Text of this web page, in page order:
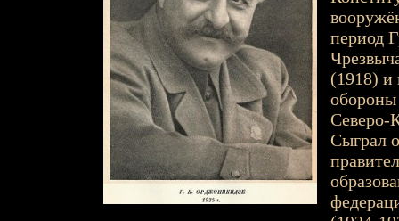
период
(1918) и
обороны
Северо-
Сыграл